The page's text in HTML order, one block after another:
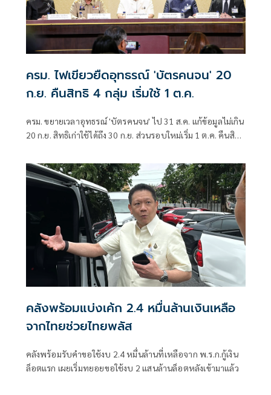
ครม. ไฟเขียวยืดอุทธรณ์ 'บัตรคนจน' 20
ก.ย. คืนสิทธิ 4 กลุ่ม เริ่มใช้ 1 ต.ค.
ครม. ขยายเวลาอุทธรณ์ 'บัตรคนจน' ไป 31 ส.ค. แก้ข้อมูลไม่เกิน
20 ก.ย. สิทธิเก่าใช้ได้ถึง 30 ก.ย. ส่วนรอบใหม่เริ่ม 1 ต.ค. คืนสิทธิ
คลังพร้อมแบ่งเค้ก 2.4 หมื่นล้านเงินเหลือ
จากไทยช่วยไทยพลัส
คลังพร้อมรับคำขอใช้งบ 2.4 หมื่นล้านที่เหลือจาก พ.ร.ก.กู้เงิน
ล็อตแรก เผยเริ่มทยอยขอใช้งบ 2 แสนล้านล็อตหลังเข้ามาแล้ว